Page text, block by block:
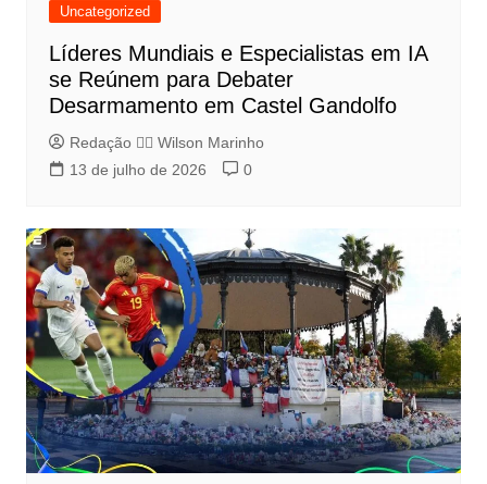
Uncategorized
Líderes Mundiais e Especialistas em IA
se Reúnem para Debater
Desarmamento em Castel Gandolfo
Redação 👨‍⚖️​ Wilson Marinho
13 de julho de 2026
0